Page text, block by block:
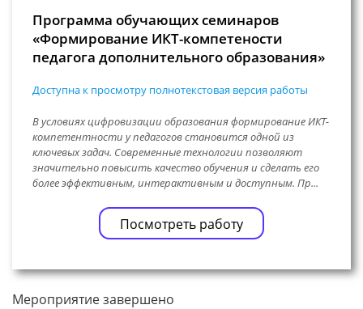
Программа обучающих семинаров
«Формирование ИКТ-компетености
педагога дополнительного образования»
Доступна к просмотру полнотекстовая версия работы
В условиях цифровизации образования формирование ИКТ-
компетентности у педагогов становится одной из
ключевых задач. Современные технологии позволяют
значительно повысить качество обучения и сделать его
более эффективным, интерактивным и доступным. Пр...
Посмотреть работу
Мероприятие завершено